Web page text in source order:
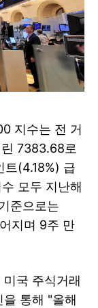
지수는 전 거
7383.68로
트(4.18%) 급
모두 지난해
준으로는
지며 9주 만
국 주식거래
통해 "올해